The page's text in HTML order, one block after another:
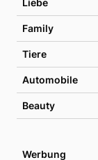
Liebe
Family
Tiere
Automobile
Beauty
Werbung